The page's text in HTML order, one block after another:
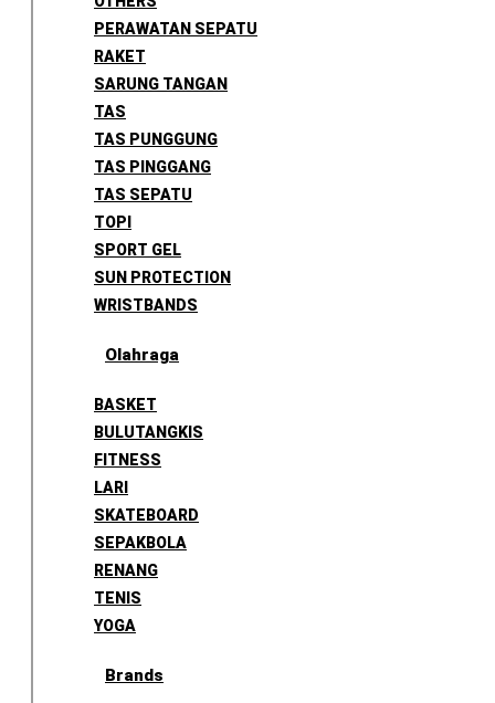
PERAWATAN SEPATU
RAKET
SARUNG TANGAN
TAS
TAS PUNGGUNG
TAS PINGGANG
TAS SEPATU
TOPI
SPORT GEL
SUN PROTECTION
WRISTBANDS
Olahraga
BASKET
BULUTANGKIS
FITNESS
LARI
SKATEBOARD
SEPAKBOLA
RENANG
TENIS
YOGA
Brands